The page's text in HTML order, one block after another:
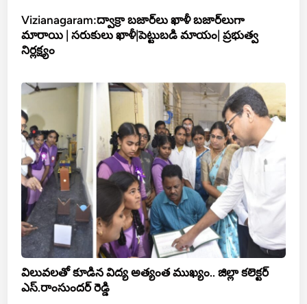
Vizianagaram:ద్వాక్రా బజార్‌లు ఖాళీ బజార్‌లుగా
మారాయి | సరుకులు ఖాళీ|పెట్టుబడి మాయం| ప్రభుత్వ
నిర్లక్ష్యం
విలువలతో కూడిన విద్య అత్యంత ముఖ్యం.. జిల్లా కలెక్టర్
ఎస్.రాంసుందర్ రెడ్డి